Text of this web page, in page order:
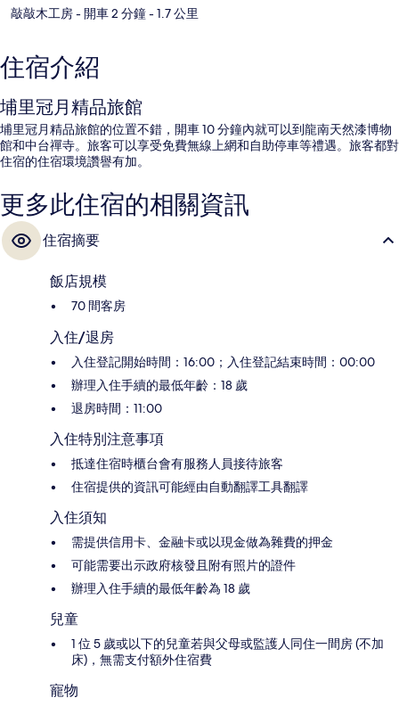
敲敲木工房- 開車 2 分鐘- 1.7 公里
住宿介紹
埔里冠月精品旅館
埔里冠月精品旅館的位置不錯，開車 10 分鐘內就可以到龍南天然漆博物
館和中台禪寺。旅客可以享受免費無線上網和自助停車等禮遇。旅客都對
住宿的住宿環境讚譽有加。
更多此住宿的相關資訊
住宿摘要
飯店規模
70 間客房
入住/退房
入住登記開始時間：16:00；入住登記結束時間：00:00
辦理入住手續的最低年齡：18 歲
退房時間：11:00
入住特別注意事項
抵達住宿時櫃台會有服務人員接待旅客
住宿提供的資訊可能經由自動翻譯工具翻譯
入住須知
需提供信用卡、金融卡或以現金做為雜費的押金
可能需要出示政府核發且附有照片的證件
辦理入住手續的最低年齡為 18 歲
兒童
1 位 5 歲或以下的兒童若與父母或監護人同住一間房 (不加
床)，無需支付額外住宿費
寵物